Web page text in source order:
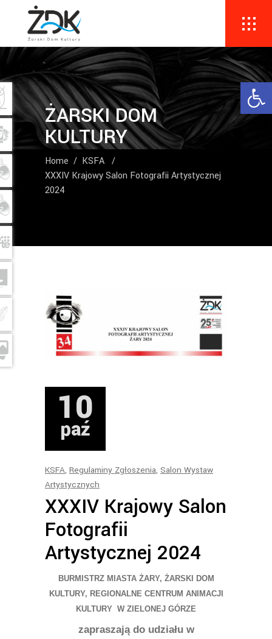
ŻARSKI DOM
KULTURY
Home / KSFA /
XXXIV Krajowy Salon Fotografii Artystycznej
2024
10
paź
KSFA, Regulaminy Zgłoszenia, Salon Wystaw
Artystycznych
XXXIV Krajowy Salon
Fotografii
Artystycznej 2024
BURMISTRZ MIASTA ŻARY, ŻARSKI DOM
KULTURY, REGIONALNE CENTRUM ANIMACJI
KULTURY W ZIELONEJ GÓRZE
zapraszajądo udziału w